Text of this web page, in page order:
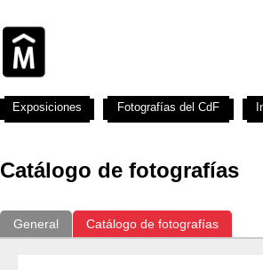
Catálogo de fotografías
General Catálogo de fotografías
Exposiciones Fotografías del CdF